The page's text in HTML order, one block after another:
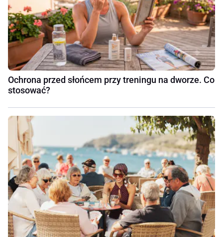
Ochrona przed słońcem przy treningu na dworze. Co
stosować?